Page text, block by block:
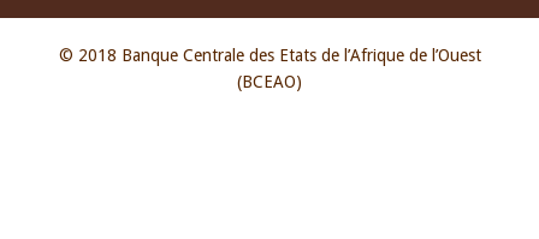
© 2018 Banque Centrale des Etats de l’Afrique de l’Ouest
(BCEAO)